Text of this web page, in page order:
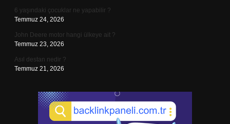
6 yaşındaki çocuklar ne yapabilir ?
Temmuz 24, 2026
John Deere motor hangi ülkeye ait ?
Temmuz 23, 2026
Asıl destan nedir ?
Temmuz 21, 2026